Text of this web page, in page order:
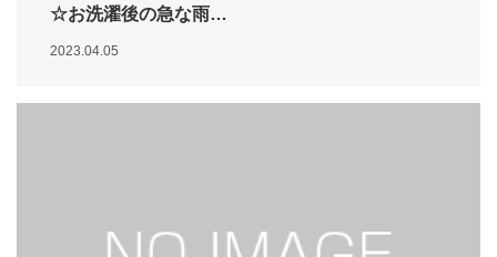
☆お洗濯後の急な雨…
2023.04.05